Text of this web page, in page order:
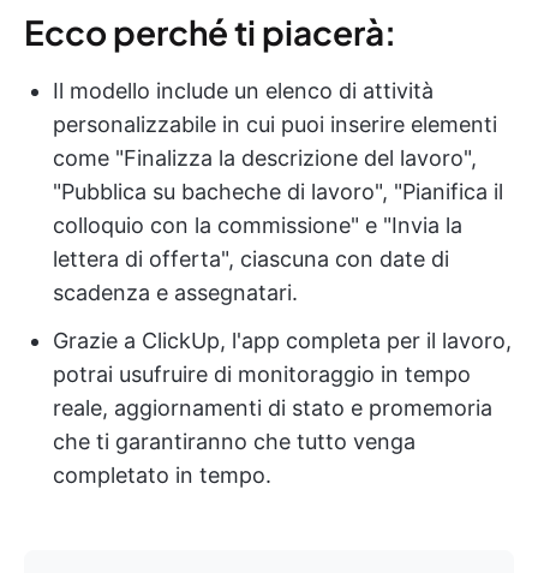
Ecco perché ti piacerà:
Il modello include un elenco di attività
personalizzabile in cui puoi inserire elementi
come "Finalizza la descrizione del lavoro",
"Pubblica su bacheche di lavoro", "Pianifica il
colloquio con la commissione" e "Invia la
lettera di offerta", ciascuna con date di
scadenza e assegnatari.
Grazie a ClickUp, l'app completa per il lavoro,
potrai usufruire di monitoraggio in tempo
reale, aggiornamenti di stato e promemoria
che ti garantiranno che tutto venga
completato in tempo.